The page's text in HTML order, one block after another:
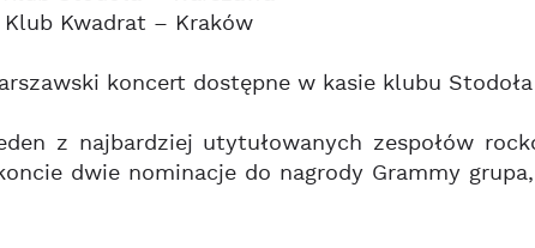
Klub Kwadrat – Kraków
koncert dostępne w kasie klubu
z najbardziej utytułowanych zespołów
dwie nominacje do nagrody Grammy